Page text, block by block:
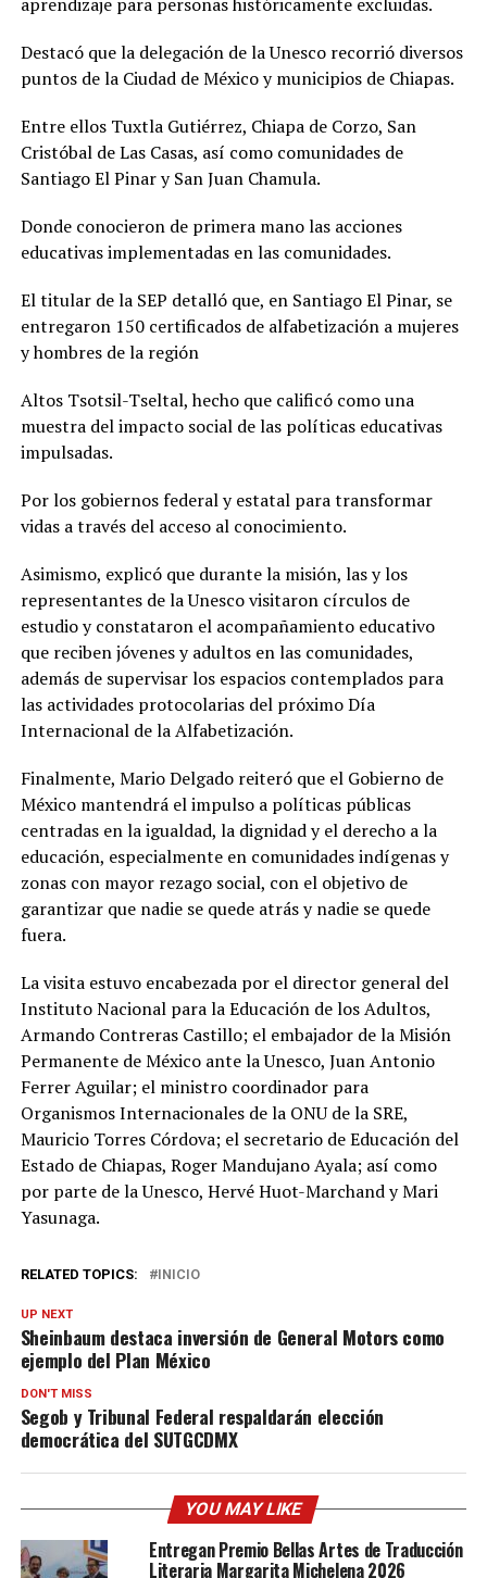
Destacó que la delegación de la Unesco recorrió diversos
puntos de la Ciudad de México y municipios de Chiapas.
Entre ellos Tuxtla Gutiérrez, Chiapa de Corzo, San
Cristóbal de Las Casas, así como comunidades de
Santiago El Pinar y San Juan Chamula.
Donde conocieron de primera mano las acciones
educativas implementadas en las comunidades.
El titular de la SEP detalló que, en Santiago El Pinar, se
entregaron 150 certificados de alfabetización a mujeres
y hombres de la región
Altos Tsotsil-Tseltal, hecho que calificó como una
muestra del impacto social de las políticas educativas
impulsadas.
Por los gobiernos federal y estatal para transformar
vidas a través del acceso al conocimiento.
Asimismo, explicó que durante la misión, las y los
representantes de la Unesco visitaron círculos de
estudio y constataron el acompañamiento educativo
que reciben jóvenes y adultos en las comunidades,
además de supervisar los espacios contemplados para
las actividades protocolarias del próximo Día
Internacional de la Alfabetización.
Finalmente, Mario Delgado reiteró que el Gobierno de
México mantendrá el impulso a políticas públicas
centradas en la igualdad, la dignidad y el derecho a la
educación, especialmente en comunidades indígenas y
zonas con mayor rezago social, con el objetivo de
garantizar que nadie se quede atrás y nadie se quede
fuera.
La visita estuvo encabezada por el director general del
Instituto Nacional para la Educación de los Adultos,
Armando Contreras Castillo; el embajador de la Misión
Permanente de México ante la Unesco, Juan Antonio
Ferrer Aguilar; el ministro coordinador para
Organismos Internacionales de la ONU de la SRE,
Mauricio Torres Córdova; el secretario de Educación del
Estado de Chiapas, Roger Mandujano Ayala; así como
por parte de la Unesco, Hervé Huot-Marchand y Mari
Yasunaga.
RELATED TOPICS: INICIO
UP NEXT
Sheinbaum destaca inversión de General Motors como
ejemplo del Plan México
DON'T MISS
Segob y Tribunal Federal respaldarán elección
democrática del SUTGCDMX
YOU MAY LIKE
Entregan Premio Bellas Artes de Traducción
Literaria Margarita Michelena 2026